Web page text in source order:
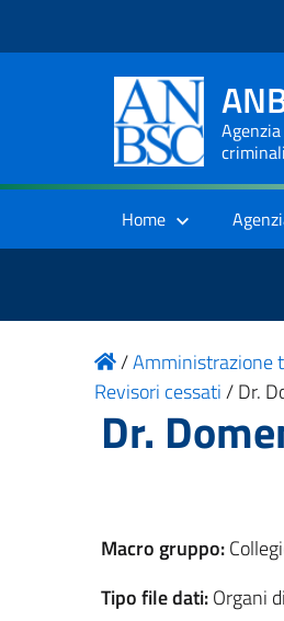
Home
/Amministrazione
Revisori cessati/Dr.
Dr.
Macro gruppo:
Tipo file dati:Organi